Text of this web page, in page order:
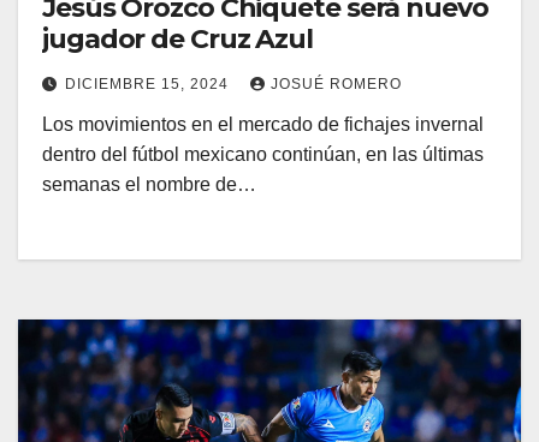
Jesús Orozco Chiquete será nuevo
jugador de Cruz Azul
DICIEMBRE 15, 2024 JOSUÉ ROMERO
Los movimientos en el mercado de fichajes invernal
dentro del fútbol mexicano continúan, en las últimas
semanas el nombre de…